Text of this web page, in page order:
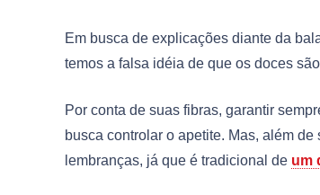
Em busca de explicações diante da
temos a falsa idéia de que os doces
Por conta de suas fibras, garantir
busca controlar o apetite. Mas, além
lembranças, já que é tradicional de um